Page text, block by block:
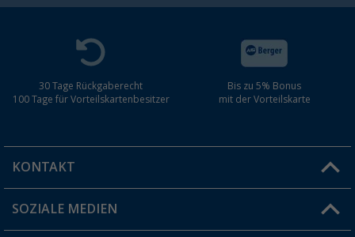
30 Tage Rückgaberecht
100 Tage für Vorteilskartenbesitzer
Bis zu 5% Bonus
mit der Vorteilskarte
KONTAKT
Du hast eine Frage?
SOZIALE MEDIEN